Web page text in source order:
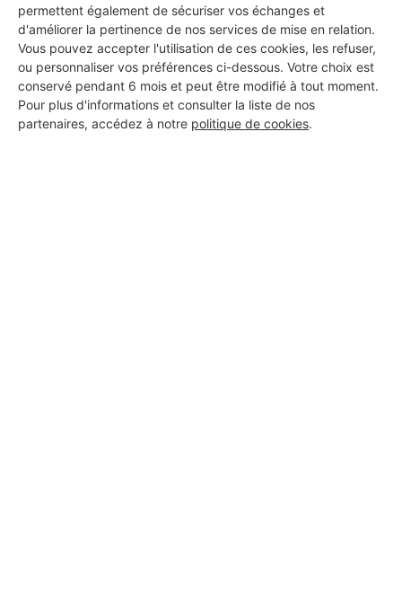
permettent également de sécuriser vos échanges et
d'améliorer la pertinence de nos services de mise en relation.
Vous pouvez accepter l'utilisation de ces cookies, les refuser,
ou personnaliser vos préférences ci-dessous. Votre choix est
conservé pendant 6 mois et peut être modifié à tout moment.
Pour plus d'informations et consulter la liste de nos
partenaires, accédez à notre politique de cookies.
SARL CHALEUR DU SUD
Trégunc
10 ans d'expérience